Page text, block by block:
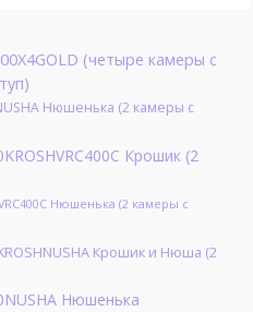
(четыре камеры с
Нюшенька (2 камеры с
Крошик (2
Нюшенька (2 камеры с
Крошик и Нюша (2
Нюшенька